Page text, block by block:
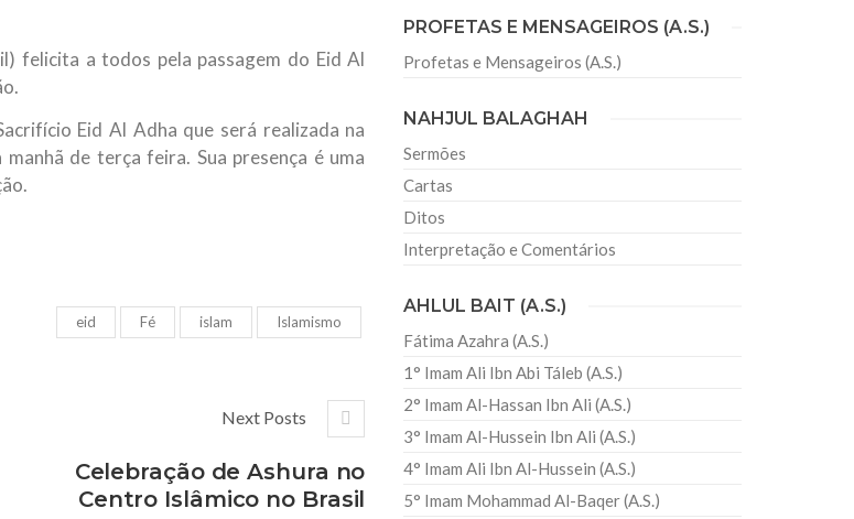
que
Ibn Al-
Centro Islâmico no Brasil recebe o ex-ministro das
Na noite da quinta-feira, 03 de Abril, o Centro Islâmico no Brasil recebeu em sua
sede, em São Paulo, o ex-ministro das Relações Exteriores da República Islâmica
do Irã, Sr. Kamal Kharrazi, que encontra-se visitando
felicita a todos pela passagem do Eid Al
Eid Al Adha que será realizada na
de terça feira. Sua presença é uma
eid Fé islam Islamismo
Next Posts
Celebração de Ashura no
Centro Islâmico no Brasil
PROFETAS E MENSAGEIROS (A.S.)
Profetas e Mensageiros (A.S.)
NAHJUL BALAGHAH
Sermões
Cartas
Ditos
Interpretação e Comentários
AHLUL BAIT (A.S.)
Fátima Azahra (A.S.)
1° Imam Ali Ibn Abi Táleb (A.S.)
2° Imam Al-Hassan Ibn Ali (A.S.)
3° Imam Al-Hussein Ibn Ali (A.S.)
4° Imam Ali Ibn Al-Hussein (A.S.)
5° Imam Mohammad Al-Baqer (A.S.)